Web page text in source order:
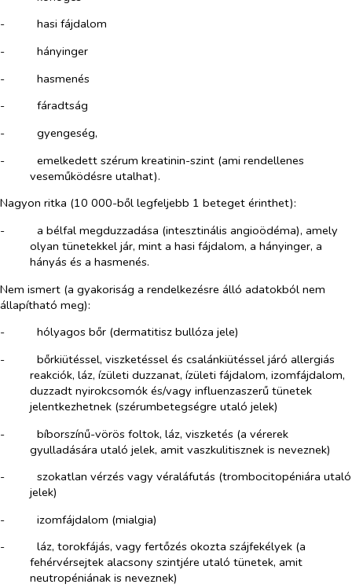
-​
hasi fájdalom
-​
hányinger
-​
hasmenés
-​
fáradtság
-​
gyengeség,
-​
emelkedett szérum kreatinin-szint (ami rendellenes
veseműködésre utalhat).
Nagyon ritka (10 000-ből legfeljebb 1 beteget érinthet):
-​
a bélfal megduzzadása (intesztinális angioödéma), amely
olyan tünetekkel jár, mint a hasi fájdalom, a hányinger, a
hányás és a hasmenés.
Nem ismert (a gyakoriság a rendelkezésre álló adatokból nem
állapítható meg):
-​
hólyagos bőr (dermatitisz bullóza jele)
-​
bőrkiütéssel, viszketéssel és csalánkiütéssel járó allergiás
reakciók, láz, ízületi duzzanat, ízületi fájdalom, izomfájdalom,
duzzadt nyirokcsomók és/vagy influenzaszerű tünetek
jelentkezhetnek (szérumbetegségre utaló jelek)
-​
bíborszínű-vörös foltok, láz, viszketés (a vérerek
gyulladására utaló jelek, amit vaszkulitisznek is neveznek)
-​
szokatlan vérzés vagy véraláfutás (trombocitopéniára utaló
jelek)
-​
izomfájdalom (mialgia)
-​
láz, torokfájás, vagy fertőzés okozta szájfekélyek (a
fehérvérsejtek alacsony szintjére utaló tünetek, amit
neutropéniának is neveznek)